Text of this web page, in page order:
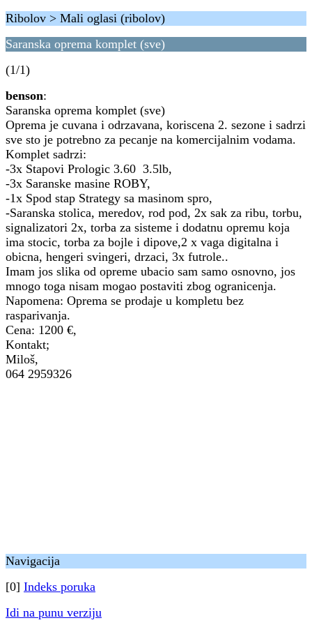
Ribolov > Mali oglasi (ribolov)
Saranska oprema komplet (sve)
(1/1)
benson:
Saranska oprema komplet (sve)
Oprema je cuvana i odrzavana, koriscena 2. sezone i sadrzi
sve sto je potrebno za pecanje na komercijalnim vodama.
Komplet sadrzi:
-3x Stapovi Prologic 3.60 3.5lb,
-3x Saranske masine ROBY,
-1x Spod stap Strategy sa masinom spro,
-Saranska stolica, meredov, rod pod, 2x sak za ribu, torbu,
signalizatori 2x, torba za sisteme i dodatnu opremu koja
ima stocic, torba za bojle i dipove,2 x vaga digitalna i
obicna, hengeri svingeri, drzaci, 3x futrole..
Imam jos slika od opreme ubacio sam samo osnovno, jos
mnogo toga nisam mogao postaviti zbog ogranicenja.
Napomena: Oprema se prodaje u kompletu bez
rasparivanja.
Cena: 1200 €,
Kontakt;
Miloš,
064 2959326
Navigacija
[0] Indeks poruka
Idi na punu verziju